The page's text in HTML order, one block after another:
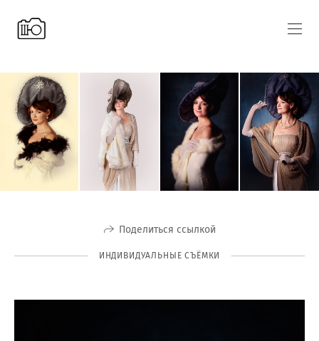
Поделиться ссылкой
ИНДИВИДУАЛЬНЫЕ СЪЁМКИ